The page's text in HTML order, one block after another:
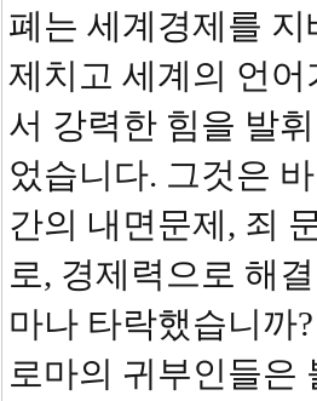
폐는 세계경제를
제치고 세계의 언
서 강력한 힘을 발
었습니다. 그것은
간의 내면문제, 죄
로, 경제력으로 해
마나 타락했습니까
로마의 귀부인들은